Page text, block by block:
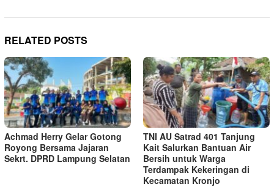
RELATED POSTS
Achmad Herry Gelar Gotong
Royong Bersama Jajaran
Sekrt. DPRD Lampung Selatan
TNI AU Satrad 401 Tanjung
Kait Salurkan Bantuan Air
Bersih untuk Warga
Terdampak Kekeringan di
Kecamatan Kronjo